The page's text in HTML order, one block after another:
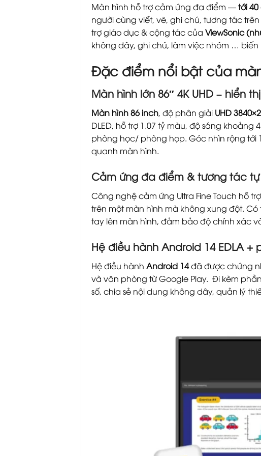
Màn hình hỗ trợ cảm ứng đa điểm —tới
người cùng viết, vẽ, ghi chú, tương tác
trợ giáo dục & cộng tác của ViewSonic
không dây, ghi chú, làm việc nhóm …
Đặc điểm nổi bật của màn
Màn hình lớn 86″ 4K UHD – hiển
Màn hình 86 inch, độ phân giải UHD
DLED, hỗ trợ 1.07 tỷ màu, độ sáng
phòng học/ phòng họp. Góc nhìn rộng tới
quanh màn hình.
Cảm ứng đa điểm & tương tác
Công nghệ cảm ứng Ultra Fine Touch hỗ
trên một màn hình mà không xung đột. Có
tay lên màn hình, đảm bảo độ chính xác
Hệ điều hành Android 14 EDLA
Hệ điều hành Android 14đã được chứng
và văn phòng từ Google Play. Đi kèm
số, chia sẻ nội dung không dây, quản lý